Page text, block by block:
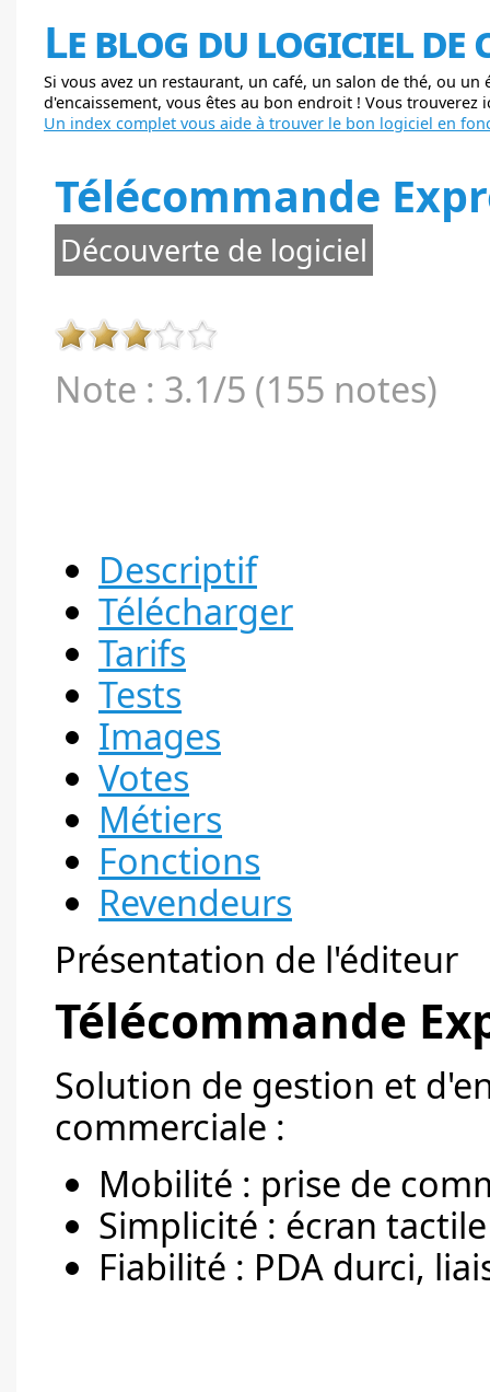
Le blog du logiciel de
Si vous avez un restaurant, un café, un salon de thé, ou
d'encaissement, vous êtes au bon endroit ! Vous
Un index complet vous aide à trouver le bon logiciel en
Télécommande
Découverte de logiciel
Note : 3.1/5 (155 notes)
Descriptif
Télécharger
Tarifs
Tests
Images
Votes
Métiers
Fonctions
Revendeurs
Présentation de l'éditeur
Télécommande
Solution de gestion et
commerciale :
Mobilité : prise de
Simplicité : écran
Fiabilité : PDA durci,